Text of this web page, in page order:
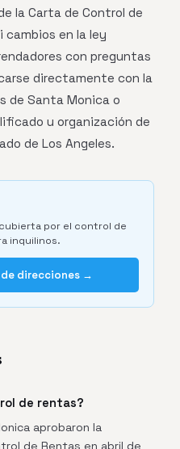
la Carta de Control de
en la ley
con preguntas
directamente con la
de Santa Monica o
u organización de
de Los Angeles.
por el control de
inquilinos.
direcciones →
de rentas?
aprobaron la
de Rentas en abril de